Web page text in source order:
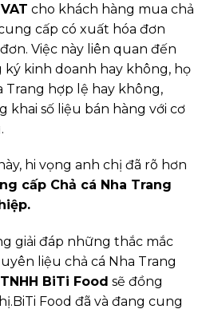
cho khách hàng mua chả
cấp có xuất hóa đơn
Việc này liên quan đến
ký kinh doanh hay không, họ
Trang hợp lệ hay không,
khai số liệu bán hàng với cơ
hi vọng anh chị đã rõ hơn
cấp Chả cá Nha Trang
giải đáp những thắc mắc
liệu chả cá Nha Trang
BiTi Food sẽ đồng
Food đã và đang cung